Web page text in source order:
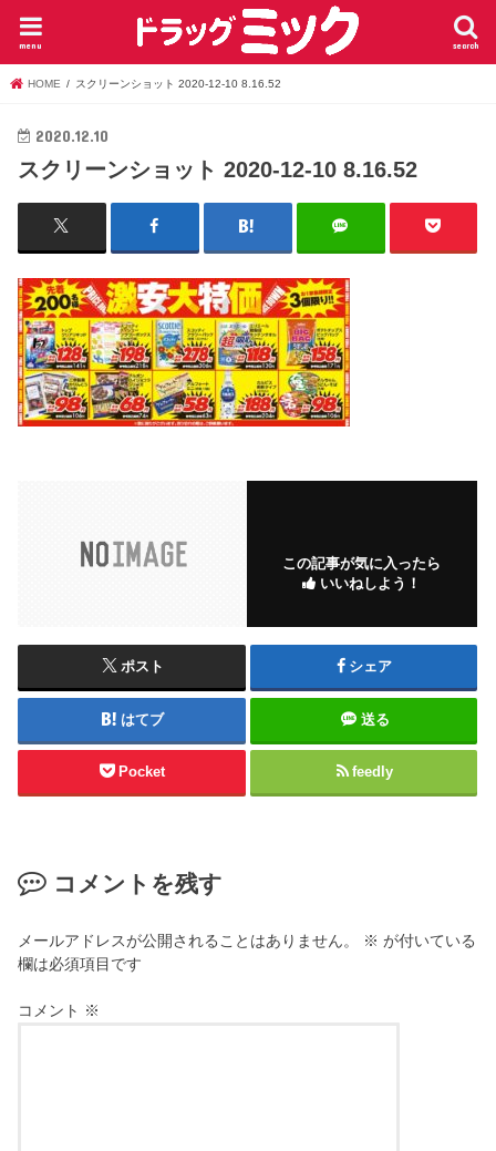
search
menu
HOME スクリーンショット 2020-12-10 8.16.52
2020.12.10
スクリーンショット 2020-12-10 8.16.52
この記事が気に入ったら
いいねしよう！
ポスト シェア
はてブ 送る
Pocket feedly
コメントを残す
メールアドレスが公開されることはありません。 ※ が付いている
欄は必須項目です
コメント ※